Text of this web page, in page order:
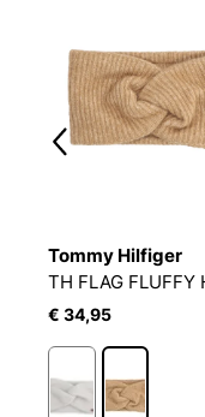
Tommy Hilfiger
€ 34,95